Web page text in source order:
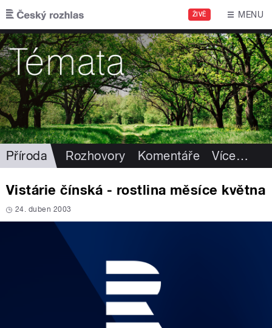
Přejít k hlavnímu obsahu
ŽIVĚ MENU
Příroda Rozhovory Komentáře Více…
Vistárie čínská - rostlina měsíce května
24. duben 2003